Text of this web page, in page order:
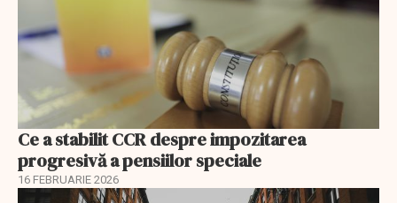
Ce a stabilit CCR despre impozitarea
progresivă a pensiilor speciale
16 FEBRUARIE 2026